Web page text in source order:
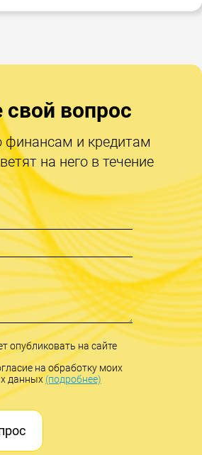
свой вопрос
финансам и кредитам
на него в течение
опубликовать на сайте
на обработку моих
данных(подробнее)